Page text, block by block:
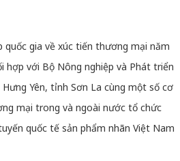
quốc gia về xúc tiến thương mại năm
hợp với Bộ Nông nghiệp và Phát triển
Yên, tỉnh Sơn La cùng một số cơ
mại trong và ngoài nước tổ chức
quốc tế sản phẩm nhãn Việt Nam